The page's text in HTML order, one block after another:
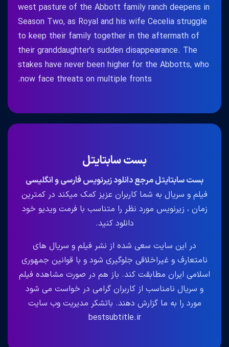
west pasture of the Abbott family ranch deepens in
Season Two, as Royal and his wife Cecelia struggle
to keep their family together in the aftermath of
their granddaughter’s sudden disappearance. The
stakes have never been higher for the Abbotts, who
now face threats on multiple fronts.
بست سابتایتل
بست سابتایتل مرجع دانلود زیرنویس فارسی و انگلیسی
فیلم و سریال به شما کاربران عزیز کمک میکند در کمترین
زمان ، زیرنویس مورد نظر را متناسب با فرمت ویدیو خود
دانلود کنید.
در این سایت سعی شده از نشر فیلم و سریال های
نامتعارف و غیراخلاقی جلوگیری شود و با قوانین جمهوری
اسلامی ایران مطابقت کند. باز هم در صورت مشاهده فیلم
و سریال نامناسب از کاربران گرامی در خواست می شود
مورد را به ما گزارش دهند. باتشکر مدیریت وب سایت
bestsubtitle.ir